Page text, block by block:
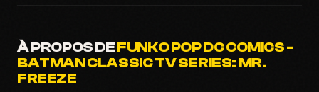
À PROPOS DEFUNKO POP DC COMICS -
BATMAN CLASSIC TV SERIES: MR.
FREEZE